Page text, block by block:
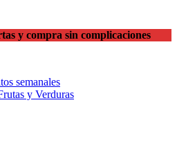
y compra sin complicaciones
semanales
y Verduras